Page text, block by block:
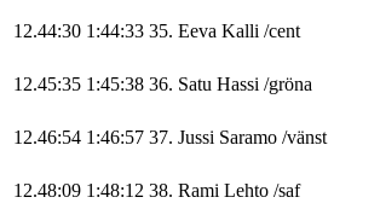
12.44:30 1:44:33 35. Eeva Kalli /cent
12.45:35 1:45:38 36. Satu Hassi /gröna
12.46:54 1:46:57 37. Jussi Saramo /vänst
12.48:09 1:48:12 38. Rami Lehto /saf